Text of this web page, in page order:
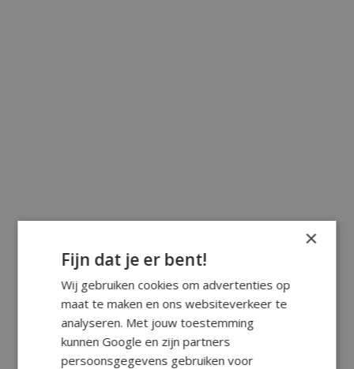
×
Fijn dat je er bent!
Wij gebruiken cookies om advertenties op
maat te maken en ons websiteverkeer te
analyseren. Met jouw toestemming
kunnen Google en zijn partners
persoonsgegevens gebruiken voor